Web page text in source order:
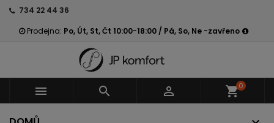
734 22 44 36
Prodejna: Po, Út, St, Čt 10:00-18:00 / Pá, So, Ne -zavřeno
   shopping_cart0